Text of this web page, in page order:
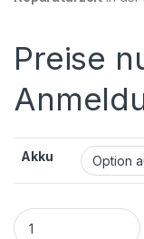
Preise
Akku
Samsung Galaxy